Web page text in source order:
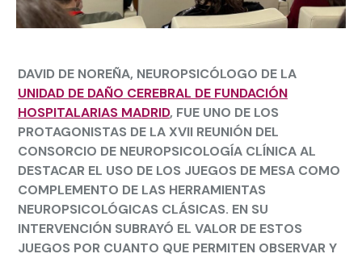
DAVID DE NOREÑA, NEUROPSICÓLOGO DE LA
UNIDAD DE DAÑO CEREBRAL DE FUNDACIÓN
HOSPITALARIAS MADRID, FUE UNO DE LOS
PROTAGONISTAS DE LA XVII REUNIÓN DEL
CONSORCIO DE NEUROPSICOLOGÍA CLÍNICA AL
DESTACAR EL USO DE LOS JUEGOS DE MESA COMO
COMPLEMENTO DE LAS HERRAMIENTAS
NEUROPSICOLÓGICAS CLÁSICAS. EN SU
INTERVENCIÓN SUBRAYÓ EL VALOR DE ESTOS
JUEGOS POR CUANTO QUE PERMITEN OBSERVAR Y